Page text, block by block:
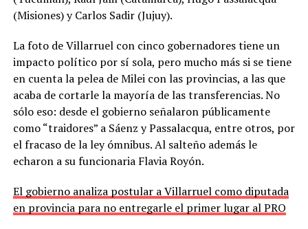
(Misiones) y Carlos Sadir (Jujuy).
La foto de Villarruel con cinco gobernadores tiene un
impacto político por sí sola, pero mucho más si se tiene
en cuenta la pelea de Milei con las provincias, a las que
acaba de cortarle la mayoría de las transferencias. No
sólo eso: desde el gobierno señalaron públicamente
como “traidores” a Sáenz y Passalacqua, entre otros, por
el fracaso de la ley ómnibus. Al salteño además le
echaron a su funcionaria Flavia Royón.
El gobierno analiza postular a Villarruel como diputada
en provincia para no entregarle el primer lugar al PRO